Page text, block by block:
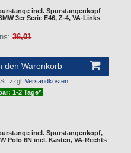
incl. Spurstangenkopf
3er Serie E46, Z-4, VA-Links
36,01
den Warenkorb
zzgl.Versandkosten
1-2 Tage*
incl. Spurstangenkopf,
Polo 6N incl. Kasten, VA-Rechts